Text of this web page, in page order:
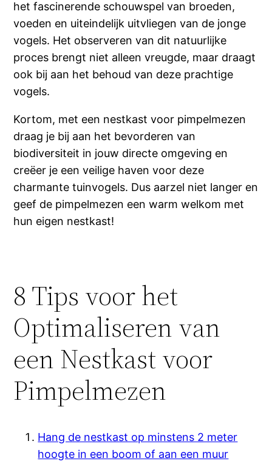
het fascinerende schouwspel van broeden,
voeden en uiteindelijk uitvliegen van de jonge
vogels. Het observeren van dit natuurlijke
proces brengt niet alleen vreugde, maar draagt
ook bij aan het behoud van deze prachtige
vogels.
Kortom, met een nestkast voor pimpelmezen
draag je bij aan het bevorderen van
biodiversiteit in jouw directe omgeving en
creëer je een veilige haven voor deze
charmante tuinvogels. Dus aarzel niet langer en
geef de pimpelmezen een warm welkom met
hun eigen nestkast!
8 Tips voor het
Optimaliseren van
een Nestkast voor
Pimpelmezen
Hang de nestkast op minstens 2 meter
hoogte in een boom of aan een muur